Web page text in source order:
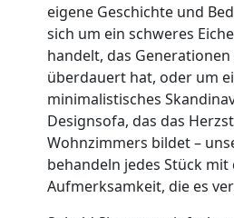
eigene Geschichte und
sich um ein schweres
handelt, das
überdauert hat, oder um
minimalistisches
Designsofa, das das
Wohnzimmers bildet –
behandeln jedes Stück
Aufmerksamkeit, die es
Übersiedlung
Wolfsberg
Wolfsberg